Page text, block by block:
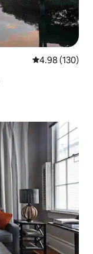
平均评分 4.98
4.98 (130)